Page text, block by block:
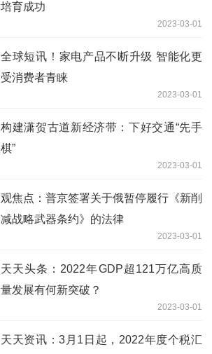
培育成功
2023-03-01
全球短讯！家电产品不断升级 智能化更
受消费者青睐
2023-03-01
构建潇贺古道新经济带：下好交通“先手
棋”
2023-03-01
观焦点：普京签署关于俄暂停履行《新削
减战略武器条约》的法律
2023-03-01
天天头条：2022年GDP超121万亿高质
量发展有何新突破？
2023-03-01
天天资讯：3月1日起，2022年度个税汇